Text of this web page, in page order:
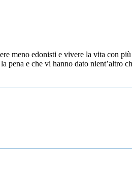
meno edonisti e vivere la vita con
pena e che vi hanno dato nient’altro